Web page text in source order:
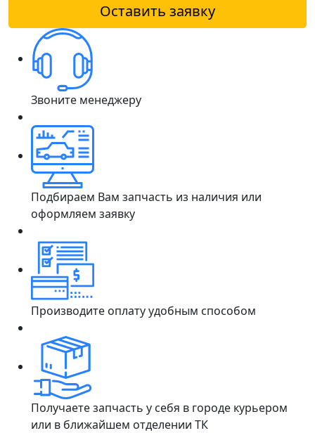
Оставить заявку
Звоните менеджеру
Подбираем Вам запчасть из наличия или
оформляем заявку
Производите оплату удобным способом
Получаете запчасть у себя в городе курьером
или в ближайшем отделении ТК